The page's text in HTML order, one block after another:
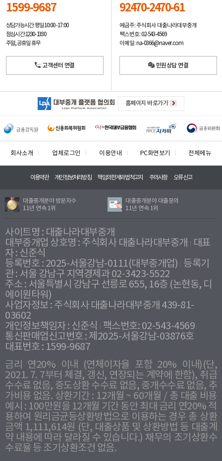
1599-9687
상담가능시간: 평일10:00 -17:00
점심시간: 12:30 - 13:30
주말, 공휴일 휴무
고객센터 연결
92470-2470-61
예금주: 주식회사 대출나라대부중개
팩스번호: 02-543-4569
이메일: na-0366@naver.com
민원상담 연결
홈페이지 바로가기
회사소개 업체로그인 이용안내 PC화면보기 전체메뉴
이용약관 개인정보처리방침 책임의한계와법적고지 주의사항 오류신고
대출중개분야 방문자수
11년 연속 1위
대출중개분야 대출문의
11년 연속 1위
사이트명 : 대출나라대부중개
대부중개업 상호명 : 주식회사 대출나라대부중개
대표
자 : 신준식
등록번호 : 2025-서울강남-0111(대부중개업) 등록기
관 : 서울 강남구 지역경제과 02-3423-5522
주소 : 서울특별시 강남구 선릉로 655, 16층 (논현동, 디
에이원타워)
사업자정보 : 주식회사 대출나라대부중개 439-81-
03602
개인정보책임자 : 신준식
팩스번호: 02-543-4569
통신판매업신고번호 : 제2025-서울강남-03876호
대표번호 : 1599-9687
금리 연20% 이내 (연체이자율 포함 20% 이내)(단,
2021. 7. 7부터 체결, 갱신, 연장되는 계약에 한함), 취급
수수료 없음, 중도상환 수수료 없음, 중개수수료 없음, 추
가비용 없음. 상환기간 : 12개월 ~ 60개월 / 총 대출 비용
예시 : 100만원을 12개월 기간 동안 최대 금리 연20% 적
용하여 원리금균등상환방법으로 이용하는 경우 총 상환
금액 1,111,614원 (단, 대출상품 및 상환방법 등 대출계
약 내용에 따라 달라질 수 있습니다.) 채무의 조기상환수
수료율 등 조기상환조건 없음.